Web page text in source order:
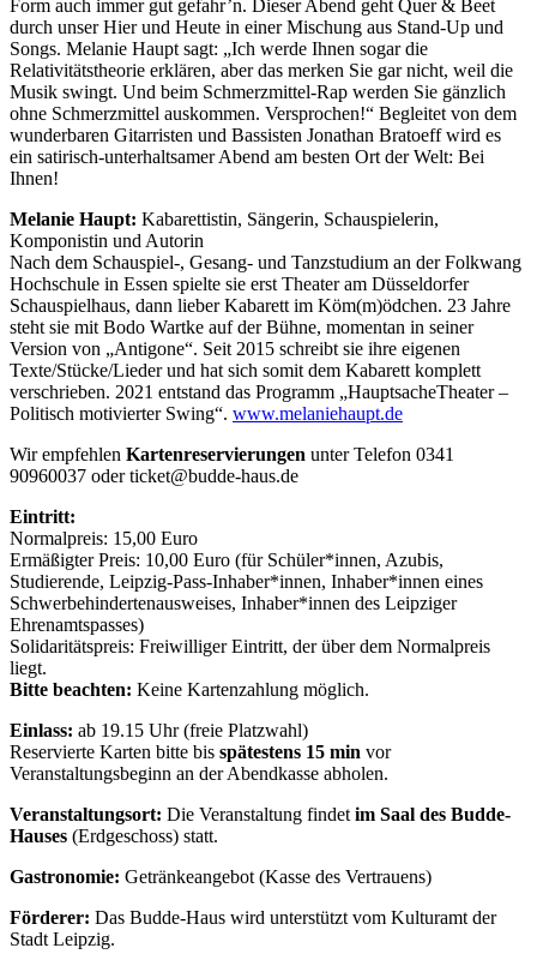
Form auch immer gut gefahr’n. Dieser Abend geht Quer & Beet
durch unser Hier und Heute in einer Mischung aus Stand-Up und
Songs. Melanie Haupt sagt: „Ich werde Ihnen sogar die
Relativitätstheorie erklären, aber das merken Sie gar nicht, weil die
Musik swingt. Und beim Schmerzmittel-Rap werden Sie gänzlich
ohne Schmerzmittel auskommen. Versprochen!“ Begleitet von dem
wunderbaren Gitarristen und Bassisten Jonathan Bratoeff wird es
ein satirisch-unterhaltsamer Abend am besten Ort der Welt: Bei
Ihnen!
Melanie Haupt: Kabarettistin, Sängerin, Schauspielerin,
Komponistin und Autorin
Nach dem Schauspiel-, Gesang- und Tanzstudium an der Folkwang
Hochschule in Essen spielte sie erst Theater am Düsseldorfer
Schauspielhaus, dann lieber Kabarett im Köm(m)ödchen. 23 Jahre
steht sie mit Bodo Wartke auf der Bühne, momentan in seiner
Version von „Antigone“. Seit 2015 schreibt sie ihre eigenen
Texte/Stücke/Lieder und hat sich somit dem Kabarett komplett
verschrieben. 2021 entstand das Programm „HauptsacheTheater –
Politisch motivierter Swing“. www.melaniehaupt.de
Wir empfehlen Kartenreservierungen unter Telefon 0341
90960037 oder ticket@budde-haus.de
Eintritt:
Normalpreis: 15,00 Euro
Ermäßigter Preis: 10,00 Euro (für Schüler*innen, Azubis,
Studierende, Leipzig-Pass-Inhaber*innen, Inhaber*innen eines
Schwerbehindertenausweises, Inhaber*innen des Leipziger
Ehrenamtspasses)
Solidaritätspreis: Freiwilliger Eintritt, der über dem Normalpreis
liegt.
Bitte beachten: Keine Kartenzahlung möglich.
Einlass: ab 19.15 Uhr (freie Platzwahl)
Reservierte Karten bitte bis spätestens 15 min vor
Veranstaltungsbeginn an der Abendkasse abholen.
Veranstaltungsort: Die Veranstaltung findet im Saal des Budde-
Hauses (Erdgeschoss) statt.
Gastronomie: Getränkeangebot (Kasse des Vertrauens)
Förderer: Das Budde-Haus wird unterstützt vom Kulturamt der
Stadt Leipzig.